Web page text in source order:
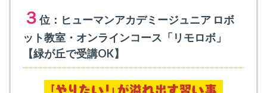
３ 位：ヒューマンアカデミージュニア ロボ
ット教室・オンラインコース「リモロボ」
【緑が丘で受講OK】